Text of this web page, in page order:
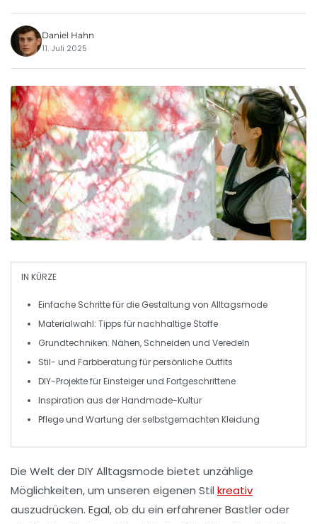
Daniel Hahn
11. Juli 2025
IN KÜRZE
Einfache Schrittefür die Gestaltung von Alltagsmode
Materialwahl: Tipps fürnachhaltige Stoffe
Grundtechniken: Nähen, Schneiden und Veredeln
Stil- und Farbberatung für persönliche Outfits
DIY-Projekte fürEinsteigerund Fortgeschrittene
Inspiration aus der Handmade-Kultur
Pflege und Wartung der selbstgemachten Kleidung
Die Welt derDIY Alltagsmode bietet unzählige
Möglichkeiten, um unseren eigenen Stil kreativ
auszudrücken. Egal, ob du ein erfahrener Bastler oder